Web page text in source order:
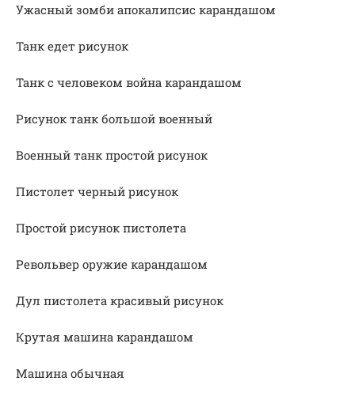
Ужасный зомби апокалипсис карандашом
Танк едет рисунок
Танк с человеком война карандашом
Рисунок танк большой военный
Военный танк простой рисунок
Пистолет черный рисунок
Простой рисунок пистолета
Револьвер оружие карандашом
Дул пистолета красивый рисунок
Крутая машина карандашом
Машина обычная